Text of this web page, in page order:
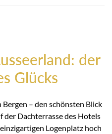
der
Glücks
– den schönsten Blick
der Dachterrasse des Hotels
Logenplatz hoch